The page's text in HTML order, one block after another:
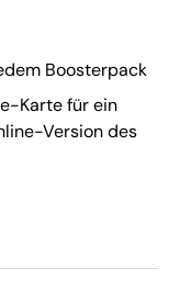
Boosterpack
Karte für ein
Version des